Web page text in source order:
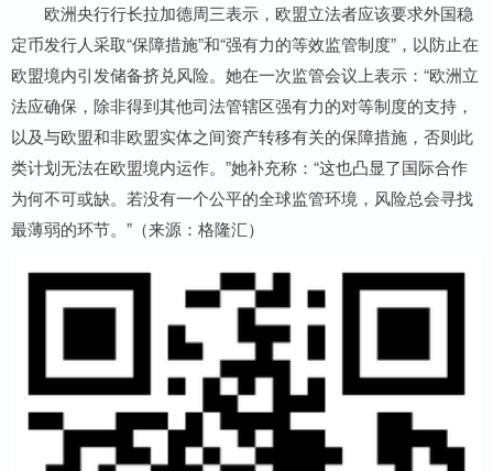
欧洲央行行长拉加德周三表示，欧盟立法者应该要求外国稳
定币发行人采取“保障措施”和“强有力的等效监管制度”，以防止在
欧盟境内引发储备挤兑风险。她在一次监管会议上表示：“欧洲立
法应确保，除非得到其他司法管辖区强有力的对等制度的支持，
以及与欧盟和非欧盟实体之间资产转移有关的保障措施，否则此
类计划无法在欧盟境内运作。”她补充称：“这也凸显了国际合作
为何不可或缺。若没有一个公平的全球监管环境，风险总会寻找
最薄弱的环节。”（来源：格隆汇）